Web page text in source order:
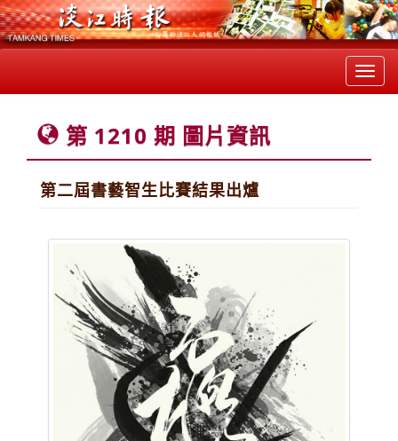
第 1210 期 圖片資訊
第二屆書藝智生比賽結果出爐